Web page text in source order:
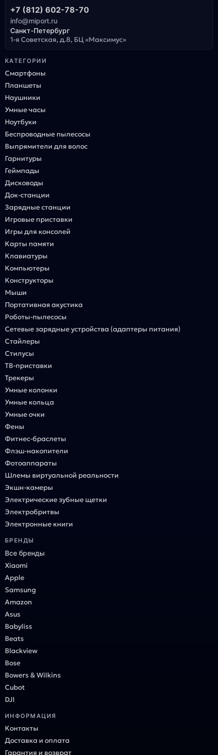
+7 (812) 602-78-70
info@miport.ru
Санкт-Петербург
1-я Советская, д.8, БЦ «Максимус»
КАТЕГОРИИ
Смартфоны
Планшеты
Наушники
Умные часы
Ноутбуки
Беспроводные пылесосы
Выпрямители для волос
Гарнитуры
Геймпады
Дисководы
Док-станции
Зарядные станции
Игровые приставки
Игры для консолей
Карты памяти
Клавиатуры
Компьютеры
Конструкторы
Мыши
Портативная акустика
Роботы-пылесосы
Сетевые зарядные устройства (адаптеры питания)
Стайлеры
Стилусы
ТВ-приставки
Трекеры
Умные колонки
Умные кольца
Умные очки
Фены
Фитнес-браслеты
Флэш-накопители
Фотоаппараты
Шлемы виртуальной реальности
Экшн-камеры
Электрические зубные щетки
Электробритвы
Электронные книги
БРЕНДЫ
Все бренды
Xiaomi
Apple
Samsung
Amazon
Asus
Babyliss
Beats
Blackview
Bose
Bowers & Wilkins
Cubot
DJI
ИНФОРМАЦИЯ
Контакты
Доставка и оплата
Гарантия и возврат